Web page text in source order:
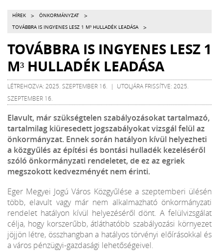
HÍREK > ÖNKORMÁNYZAT >
TOVÁBBRA IS INGYENES LESZ 1 M³ HULLADÉK LEADÁSA >
TOVÁBBRA IS INGYENES LESZ 1
M³ HULLADÉK LEADÁSA
LÉTREHOZVA: 2025. SZEPTEMBER 16. | UTOLJÁRA FRISSÍTVE: 2025.
SZEPTEMBER 16.
Elavult, már szükségtelen szabályozásokat tartalmazó,
tartalmilag kiüresedett jogszabályokat vizsgál felül az
önkormányzat. Ennek során hatályon kívül helyezheti
a közgyűlés az építési és bontási hulladék kezeléséről
szóló önkormányzati rendeletet, de ez az egriek
megszokott kedvezményét nem érinti.
Eger Megyei Jogú Város Közgyűlése a szeptemberi ülésén
több, elavult vagy már nem alkalmazható önkormányzati
rendelet hatályon kívül helyezéséről dönt. A felülvizsgálat
célja, hogy korszerűbb, átláthatóbb szabályozási környezet
jöjjön létre, összhangban a hatályos törvényi előírásokkal és
a város pénzügyi-gazdasági lehetőségeivel.